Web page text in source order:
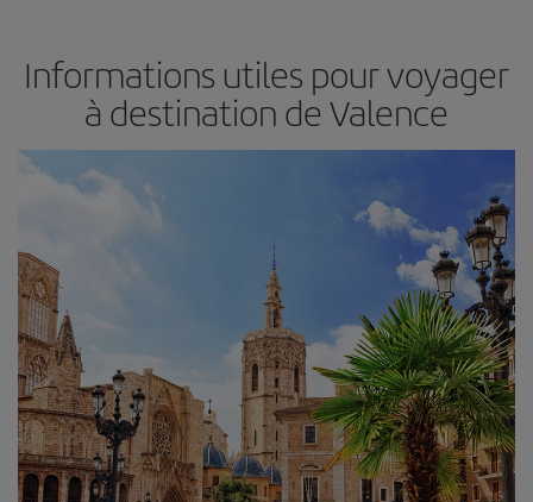
Informations utiles pour voyager
à destination de Valence